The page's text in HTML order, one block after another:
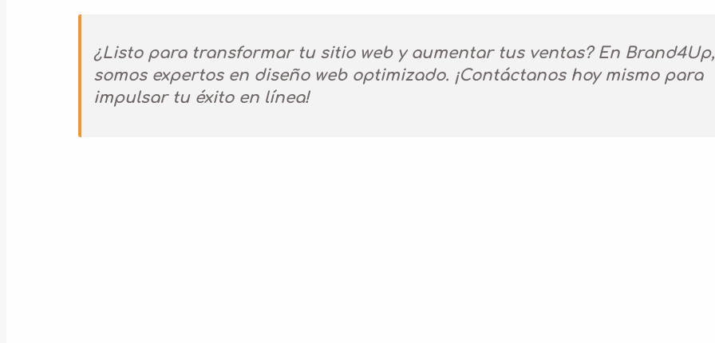
¿Listo para transformar tu sitio web y aumentar tus ventas? En Brand4Up,
somos expertos en diseño web optimizado. ¡Contáctanos hoy mismo para
impulsar tu éxito en línea!